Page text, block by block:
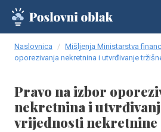
Naslovnica Mišljenja Ministarstva
oporezivanja nekretnina i utvrđivanje
Pravo na izbor
nekretnina i
vrijednosti nekretnine